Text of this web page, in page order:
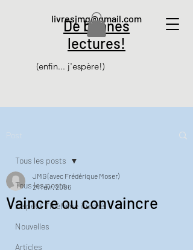
De bonnes
lectures!
(enfin... j'espère!)
livresjmg@gmail.com
Tous les posts
Le petit Thiéfaine illustré
Nouvelles
Articles
Tous les posts
Vaincre ou convaincre
JMG (avec Frédérique Moser)
24 févr. 2006